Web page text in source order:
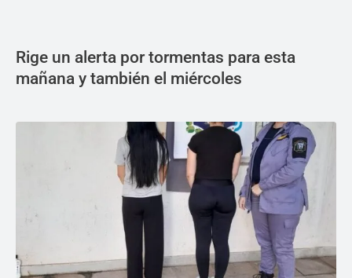
Rige un alerta por tormentas para esta
mañana y también el miércoles